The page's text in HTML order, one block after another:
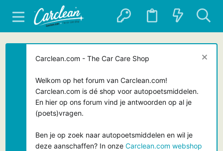
Carclean.com - The Car Care Shop
Welkom op het forum van Carclean.com!
Carclean.com is dé shop voor autopoetsmiddelen.
En hier op ons forum vind je antwoorden op al je
(poets)vragen.
Ben je op zoek naar autopoetsmiddelen en wil je
deze aanschaffen? In onze Carclean.com webshop